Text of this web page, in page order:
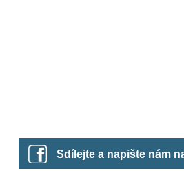
Sdílejte a napište nám